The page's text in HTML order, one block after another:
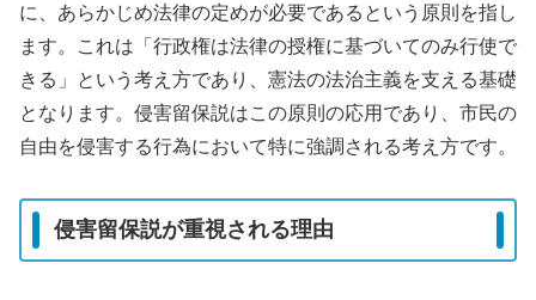
に、あらかじめ法律の定めが必要であるという原則を指し
ます。これは「行政権は法律の授権に基づいてのみ行使で
きる」という考え方であり、憲法の法治主義を支える基礎
となります。侵害留保説はこの原則の応用であり、市民の
自由を侵害する行為において特に強調される考え方です。
侵害留保説が重視される理由